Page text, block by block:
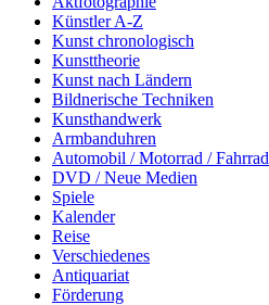
Künstler A-Z
Kunst chronologisch
Kunsttheorie
Kunst nach Ländern
Bildnerische Techniken
Kunsthandwerk
Armbanduhren
Automobil / Motorrad / Fahrrad
DVD / Neue Medien
Spiele
Kalender
Reise
Verschiedenes
Antiquariat
Förderung